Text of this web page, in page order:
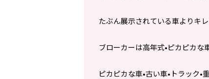
たぶん展示されている車よりキ
ブローカーは高年式•ピカピカな
ピカピカな車•古い車•トラック•